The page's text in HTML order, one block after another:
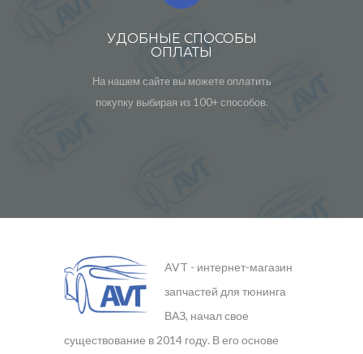
УДОБНЫЕ СПОСОБЫ
ОПЛАТЫ
На нашем сайте вы можете оплатить
покупку выбирая из 100+ способов.
AVT - интернет-магазин
запчастей для тюнинга
ВАЗ, начал свое
существование в 2014 году. В его основе